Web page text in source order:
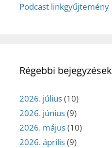
Podcast linkgyűjtemény
Régebbi bejegyzések
2026. július(10)
2026. június(9)
2026. május(10)
2026. április(9)